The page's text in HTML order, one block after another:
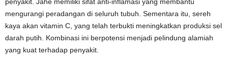
mengurangi peradangan di seluruh tubuh. Sementara itu, sereh
kaya akan vitamin C, yang telah terbukti meningkatkan produksi sel
darah putih. Kombinasi ini berpotensi menjadi pelindung alamiah
yang kuat terhadap penyakit.